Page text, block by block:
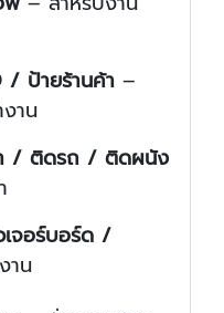
/ ป้ายร้านค้า –
าน
/ ติดรถ / ติดผนัง
จอร์บอร์ด /
าน